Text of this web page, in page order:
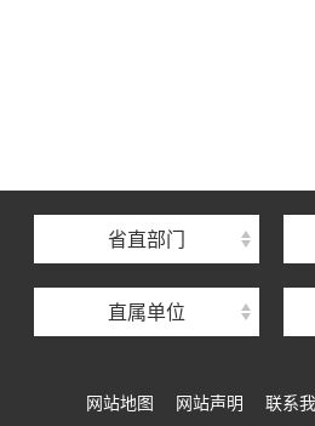
省直部门
直属单位
湖北省住房保障中心
湖北省建设工程质量安全监督总站
湖北省建设工程标准定额管理总站
湖北省住建厅执业资格注册中心
网站地图 网站声明 联系